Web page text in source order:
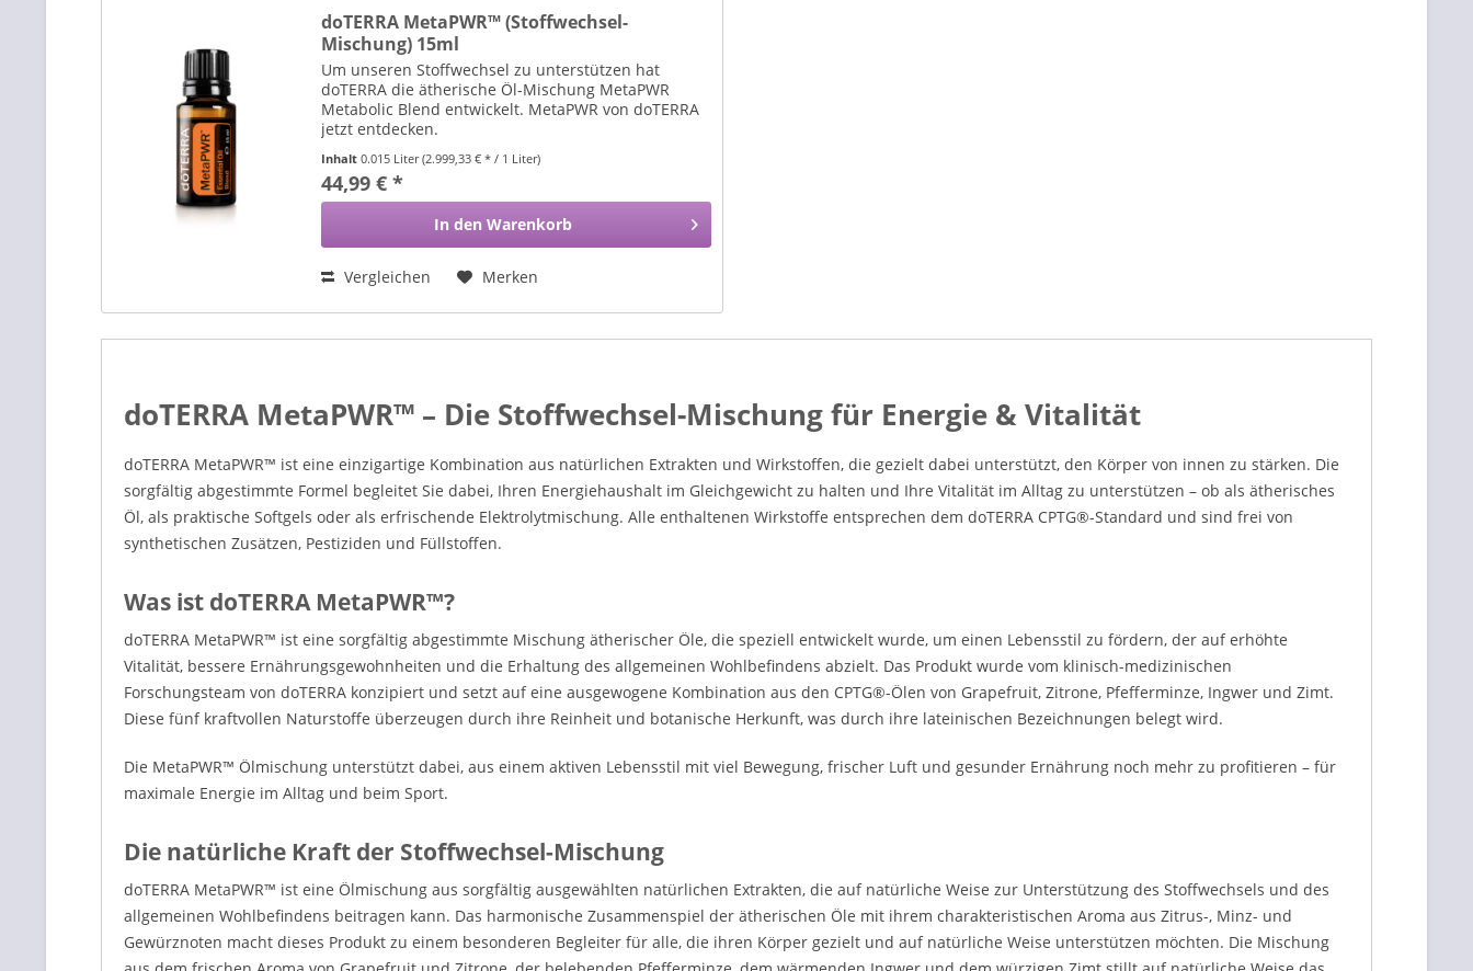
doTERRA MetaPWR™ (Stoffwechsel-
Mischung) 15ml
Um unseren Stoffwechsel zu unterstützen hat
doTERRA die ätherische Öl-Mischung MetaPWR
Metabolic Blend entwickelt. MetaPWR von doTERRA
jetzt entdecken.
Inhalt0.015 Liter(2.999,33 € * / 1 Liter)
44,99 € *
In den Warenkorb
Vergleichen Merken
doTERRA MetaPWR™ – Die Stoffwechsel-Mischung für Energie & Vitalität
doTERRA MetaPWR™ ist eine einzigartige Kombination aus natürlichen Extrakten und Wirkstoffen, die gezielt dabei unterstützt, den Körper von innen zu stärken. Die
sorgfältig abgestimmte Formel begleitet Sie dabei, Ihren Energiehaushalt im Gleichgewicht zu halten und Ihre Vitalität im Alltag zu unterstützen – ob als ätherisches
Öl, als praktische Softgels oder als erfrischende Elektrolytmischung. Alle enthaltenen Wirkstoffe entsprechen dem doTERRA CPTG®-Standard und sind frei von
synthetischen Zusätzen, Pestiziden und Füllstoffen.
Was ist doTERRA MetaPWR™?
doTERRA MetaPWR™ ist eine sorgfältig abgestimmte Mischung ätherischer Öle, die speziell entwickelt wurde, um einen Lebensstil zu fördern, der auf erhöhte
Vitalität, bessere Ernährungsgewohnheiten und die Erhaltung des allgemeinen Wohlbefindens abzielt. Das Produkt wurde vom klinisch-medizinischen
Forschungsteam von doTERRA konzipiert und setzt auf eine ausgewogene Kombination aus den CPTG®-Ölen von Grapefruit, Zitrone, Pfefferminze, Ingwer und Zimt.
Diese fünf kraftvollen Naturstoffe überzeugen durch ihre Reinheit und botanische Herkunft, was durch ihre lateinischen Bezeichnungen belegt wird.
Die MetaPWR™ Ölmischung unterstützt dabei, aus einem aktiven Lebensstil mit viel Bewegung, frischer Luft und gesunder Ernährung noch mehr zu profitieren – für
maximale Energie im Alltag und beim Sport.
Die natürliche Kraft der Stoffwechsel-Mischung
doTERRA MetaPWR™ ist eine Ölmischung aus sorgfältig ausgewählten natürlichen Extrakten, die auf natürliche Weise zur Unterstützung des Stoffwechsels und des
allgemeinen Wohlbefindens beitragen kann. Das harmonische Zusammenspiel der ätherischen Öle mit ihrem charakteristischen Aroma aus Zitrus-, Minz- und
Gewürznoten macht dieses Produkt zu einem besonderen Begleiter für alle, die ihren Körper gezielt und auf natürliche Weise unterstützen möchten. Die Mischung